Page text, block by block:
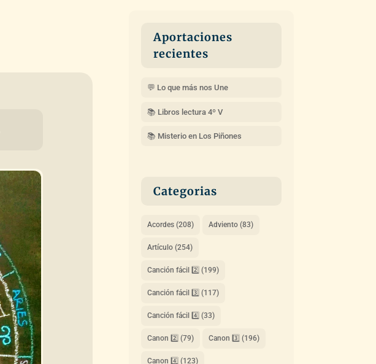
Aportaciones
recientes
💬 Lo que más nos Une
📚 Libros lectura 4º V
📚 Misterio en Los Piñones
Categorias
Acordes(208) Adviento(83)
Artículo(254)
Canción fácil 2️⃣ (199)
Canción fácil 3️⃣ (117)
Canción fácil 4️⃣ (33)
Canon 2️⃣ (79) Canon 3️⃣ (196)
Canon 4️⃣ (123)